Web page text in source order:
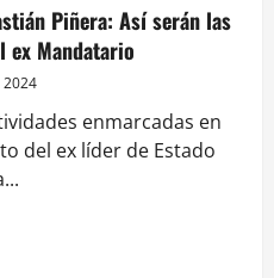
Piñera: Así serán las
ex Mandatario
enmarcadas en
del ex líder de Estado